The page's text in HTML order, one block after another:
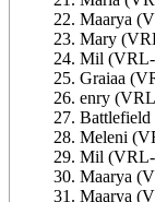
22. Maarya
23. Mary
24. Mil (VRL-
25. Graiaa
26. enry
27.
28. Meleni
29. Mil (VRL-
30. Maarya
31. Maarya